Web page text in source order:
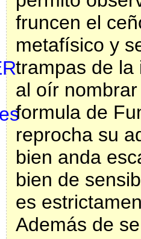
fruncen el
metafísico y
trampas de la
al oír
formula de
reprocha su
bien anda
bien de
es
Además de